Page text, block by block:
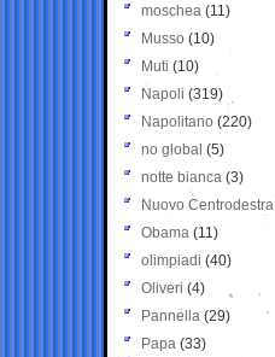
moschea (11)
Musso (10)
Muti (10)
Napoli (319)
Napolitano (220)
no global (5)
notte bianca (3)
Nuovo Centrodestra
Obama (11)
olimpiadi (40)
Oliveri (4)
Pannella (29)
Papa (33)